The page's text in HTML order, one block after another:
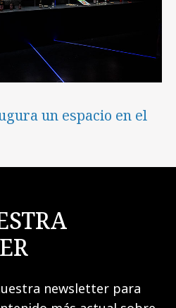
un espacio en el
newsletter para